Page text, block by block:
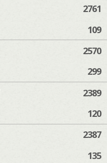
2761
109
2570
299
2389
120
2387
135